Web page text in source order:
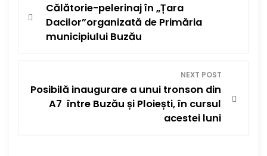
a
Călătorie-pelerinaj în „Țara
Dacilor”organizată de Primăria
municipiului Buzău
NEXT POST
Posibilă inaugurare a unui tronson din
A7 între Buzău și Ploiești, în cursul
acestei luni